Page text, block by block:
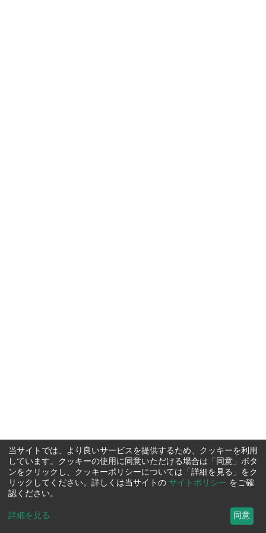
当サイトでは、より良いサービスを提供するため、クッキーを利用
しています。クッキーの使用に同意いただける場合は「同意」ボタ
ンをクリックし、クッキーポリシーについては「詳細を見る」をク
リックしてください。詳しくは当サイトの サイトポリシー をご確
認ください。
詳細を見る ... 同意